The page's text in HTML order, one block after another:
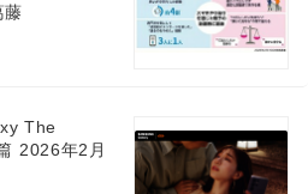
藤
The
2026年2月